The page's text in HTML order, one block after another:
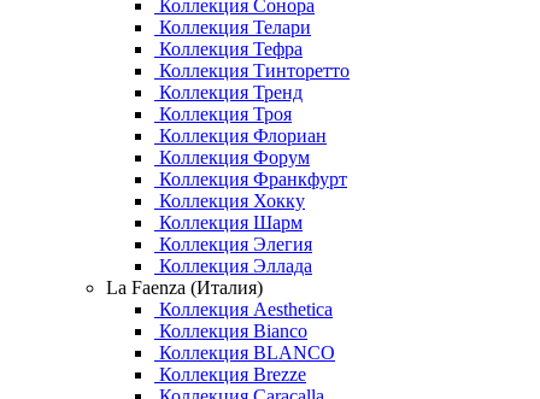
Коллекция Сонора
Коллекция Телари
Коллекция Тефра
Коллекция Тинторетто
Коллекция Тренд
Коллекция Троя
Коллекция Флориан
Коллекция Форум
Коллекция Франкфурт
Коллекция Хокку
Коллекция Шарм
Коллекция Элегия
Коллекция Эллада
La Faenza (Италия)
Коллекция Aesthetica
Коллекция Bianco
Коллекция BLANCO
Коллекция Brezze